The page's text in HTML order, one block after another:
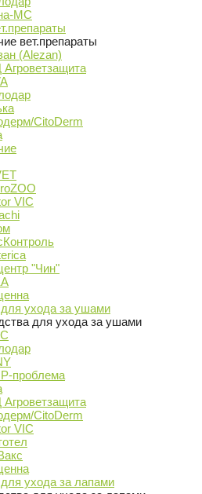
МС
вет.препараты
(Alezan)
CitoDerm
VIC
"Чин"
ухода за ушами
для ухода за ушами
проблема
CitoDerm
VIC
ухода за лапами